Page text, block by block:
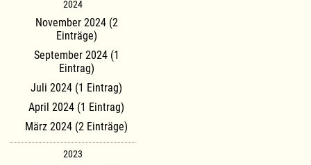
2024
November 2024 (2
Einträge)
September 2024 (1
Eintrag)
Juli 2024 (1 Eintrag)
April 2024 (1 Eintrag)
März 2024 (2 Einträge)
2023